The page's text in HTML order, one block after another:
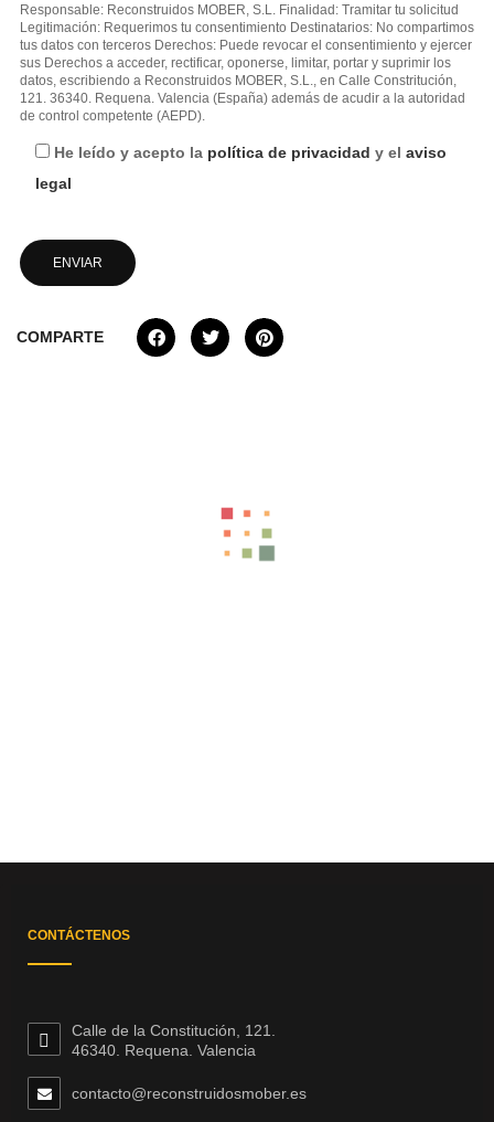
Responsable: Reconstruidos MOBER, S.L. Finalidad: Tramitar tu solicitud
Legitimación: Requerimos tu consentimiento Destinatarios: No compartimos
tus datos con terceros Derechos: Puede revocar el consentimiento y ejercer
sus Derechos a acceder, rectificar, oponerse, limitar, portar y suprimir los
datos, escribiendo a Reconstruidos MOBER, S.L., en Calle Constritución,
121. 36340. Requena. Valencia (España) además de acudir a la autoridad
de control competente (AEPD).
He leído y acepto la política de privacidad y el aviso
legal
COMPARTE
CONTÁCTENOS
Calle de la Constitución, 121.
46340. Requena. Valencia
contacto@reconstruidosmober.es